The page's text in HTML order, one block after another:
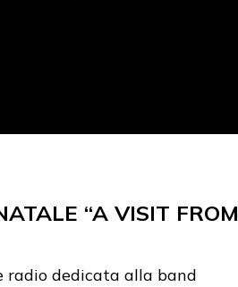
“A VISIT FROM
radio dedicata alla band